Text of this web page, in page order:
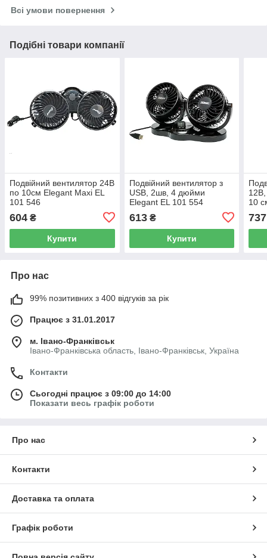
Всі умови повернення
Подібні товари компанії
Подвійний вентилятор 24В
по 10см Elegant Maxi EL
101 546
604 ₴
Купити
Подвійний вентилятор з
USB, 2шв, 4 дюйми
Elegant EL 101 554
613₴
Купити
12В,
10
737
Про нас
99% позитивних з 400 відгуків за рік
Працює з 31.01.2017
м. Івано-Франківськ
Івано-Франківська область, Івано-Франківськ, Україна
Контакти
Сьогодні працює з 09:00 до 14:00
Показати весь графік роботи
Про нас
Контакти
Доставка та оплата
Графік роботи